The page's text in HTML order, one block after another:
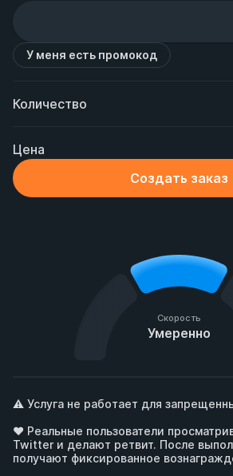
У меня есть промокод
Количество
Цена
Создать заказ
Скорость
Умеренно
⚠️ Услуга не работает для
❤️ Реальные пользователи
Twitter и делают ретвит. После
получают фиксированное